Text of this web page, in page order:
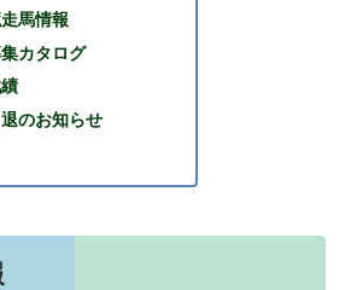
馬情報
カタログ
のお知らせ